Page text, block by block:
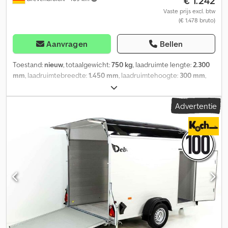
Vaste prijs excl. btw
(€ 1.478 bruto)
Aanvragen Bellen
Toestand: nieuw, totaalgewicht:750 kg, laadruimte lengte: 2.300
mm , laadruimtebreedte:1.450 mm , laadruimtehoogte: 300 mm
online kopen via trailer-shop de Bij ANHÄNGERWIRTZ zijn veel
modellen online beschikbaar Gemakkelijk en 24/7 online kopen
Zelf afhalen of laten bezorgen. Dedpfx Ajlnf Syecyekr De online
afhaalmarkt voor uw nieuwe aanhanger biedt sterke
merkaanbiedingen! Meer dan 850 nieuwe aanhangers op
voorraad Meer dan 130 gebruikte aanhangers continu in het
aanbod. Vrijblijvend voorbeeld: Nieuw HOCHLADER LIGHT 2314
230X145X30CM LFH: 56CM 10" (XS) 750KG ONGEREMD ACTIE
ONLINE Hochlader XS light 230x145x30cm 750kg ongeremd,
enkelas hooglader met laag V-chassis, banden R10, laadvloer met
rondom 30cm aluminium neerklapbare schotten, afneembaar
met spansluitingen, reflecterende striping met logo, bindogen in
het chassis, enz. Alleen online verkrijgbaar! Telefonische verkoop
& bestellingen tijdens onderstaande tijden: MA - VR 08.00 - 12.30
Advertentie